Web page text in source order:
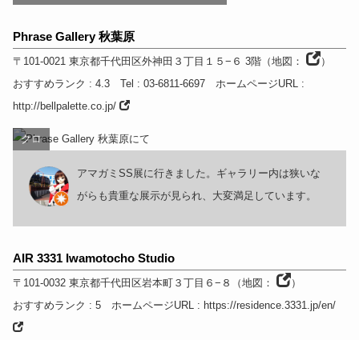
Phrase Gallery 秋葉原
〒101-0021 東京都千代田区外神田３丁目１５−６ 3階（地図：
）
おすすめランク : 4.3 Tel : 03-6811-6697 ホームページURL:
http://bellpalette.co.jp/
クロ
アマガミSS展に行きました。ギャラリー内は狭いな
がらも貴重な展示が見られ、大変満足しています。
AIR 3331 Iwamotocho Studio
〒101-0032 東京都千代田区岩本町３丁目６−８ （地図：
）
おすすめランク : 5 ホームページURL: https://residence.3331.jp/en/